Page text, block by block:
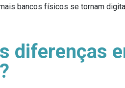
bancos físicos se tornam
diferenças